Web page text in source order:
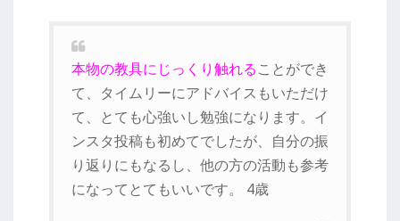
本物の教具にじっくり触れることができ
て、タイムリーにアドバイスもいただけ
て、とても心強いし勉強になります。イ
ンスタ投稿も初めてでしたが、自分の振
り返りにもなるし、他の方の活動も参考
になってとてもいいです。 4歳